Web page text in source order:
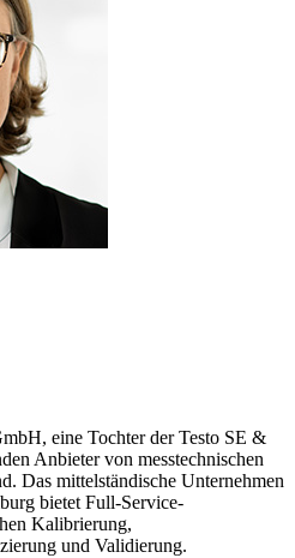
eine Tochter der Testo SE &
Anbieter von messtechnischen
Das mittelständische Unternehmen
bietet Full-Service-
Kalibrierung,
und Validierung.